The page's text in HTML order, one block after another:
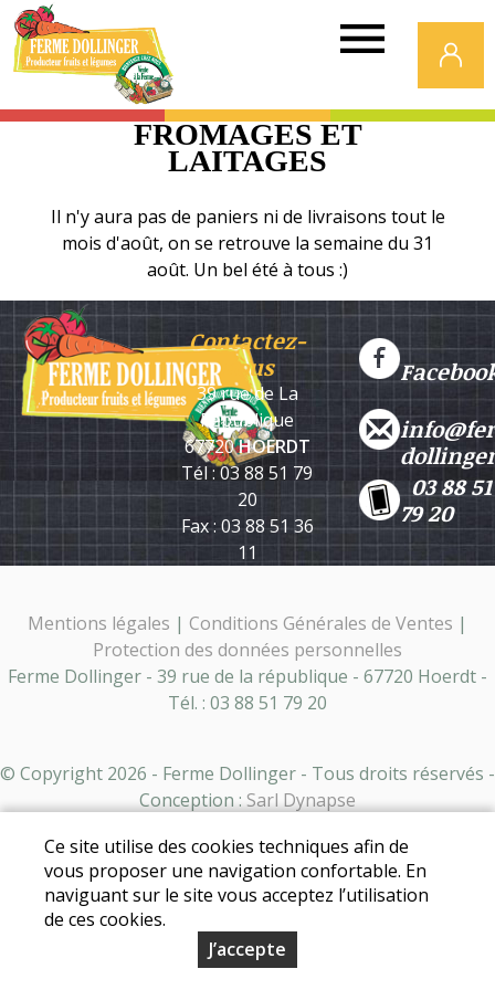
FROMAGES ET
LAITAGES
Il n'y aura pas de paniers ni de livraisons tout le
mois d'août, on se retrouve la semaine du 31
août. Un bel été à tous :)
Contactez-
nous
39 rue de La
République
67720HOERDT
Tél : 03 88 51 79
20
Fax : 03 88 51 36
11
03 88 51
79 20
Mentions légales | Conditions Générales de Ventes |
Protection des données personnelles
Ferme Dollinger - 39 rue de la république - 67720 Hoerdt -
Tél. : 03 88 51 79 20
© Copyright 2026 - Ferme Dollinger - Tous droits réservés -
Conception : Sarl Dynapse
Ce site utilise des cookies techniques afin de
vous proposer une navigation confortable. En
naviguant sur le site vous acceptez l’utilisation
de ces cookies.
J’accepte